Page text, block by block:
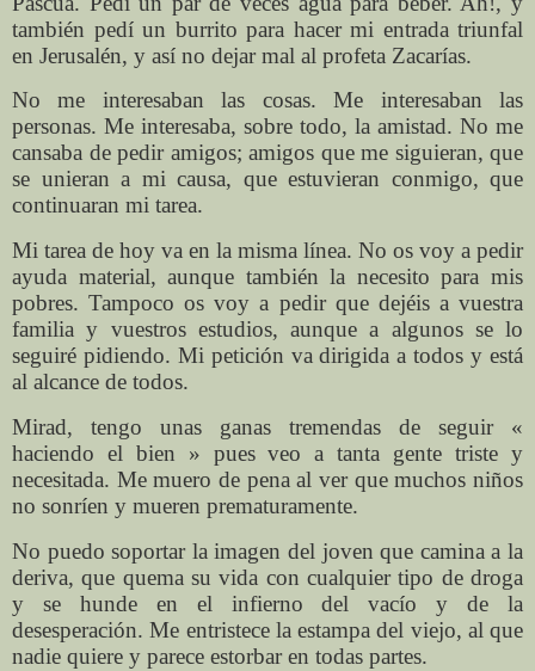
también pedí un burrito para hacer mi entrada triunfal
en Jerusalén, y así no dejar mal al profeta Zacarías.
No me interesaban las cosas. Me interesaban las
personas. Me interesaba, sobre todo, la amistad. No me
cansaba de pedir amigos; amigos que me siguieran, que
se unieran a mi causa, que estuvieran conmigo, que
continuaran mi tarea.
Mi tarea de hoy va en la misma línea. No os voy a pedir
ayuda material, aunque también la necesito para mis
pobres. Tampoco os voy a pedir que dejéis a vuestra
familia y vuestros estudios, aunque a algunos se lo
seguiré pidiendo. Mi petición va dirigida a todos y está
al alcance de todos.
Mirad, tengo unas ganas tremendas de seguir «
haciendo el bien » pues veo a tanta gente triste y
necesitada. Me muero de pena al ver que muchos niños
no sonríen y mueren prematuramente.
No puedo soportar la imagen del joven que camina a la
deriva, que quema su vida con cualquier tipo de droga
y se hunde en el infierno del vacío y de la
desesperación. Me entristece la estampa del viejo, al que
nadie quiere y parece estorbar en todas partes.